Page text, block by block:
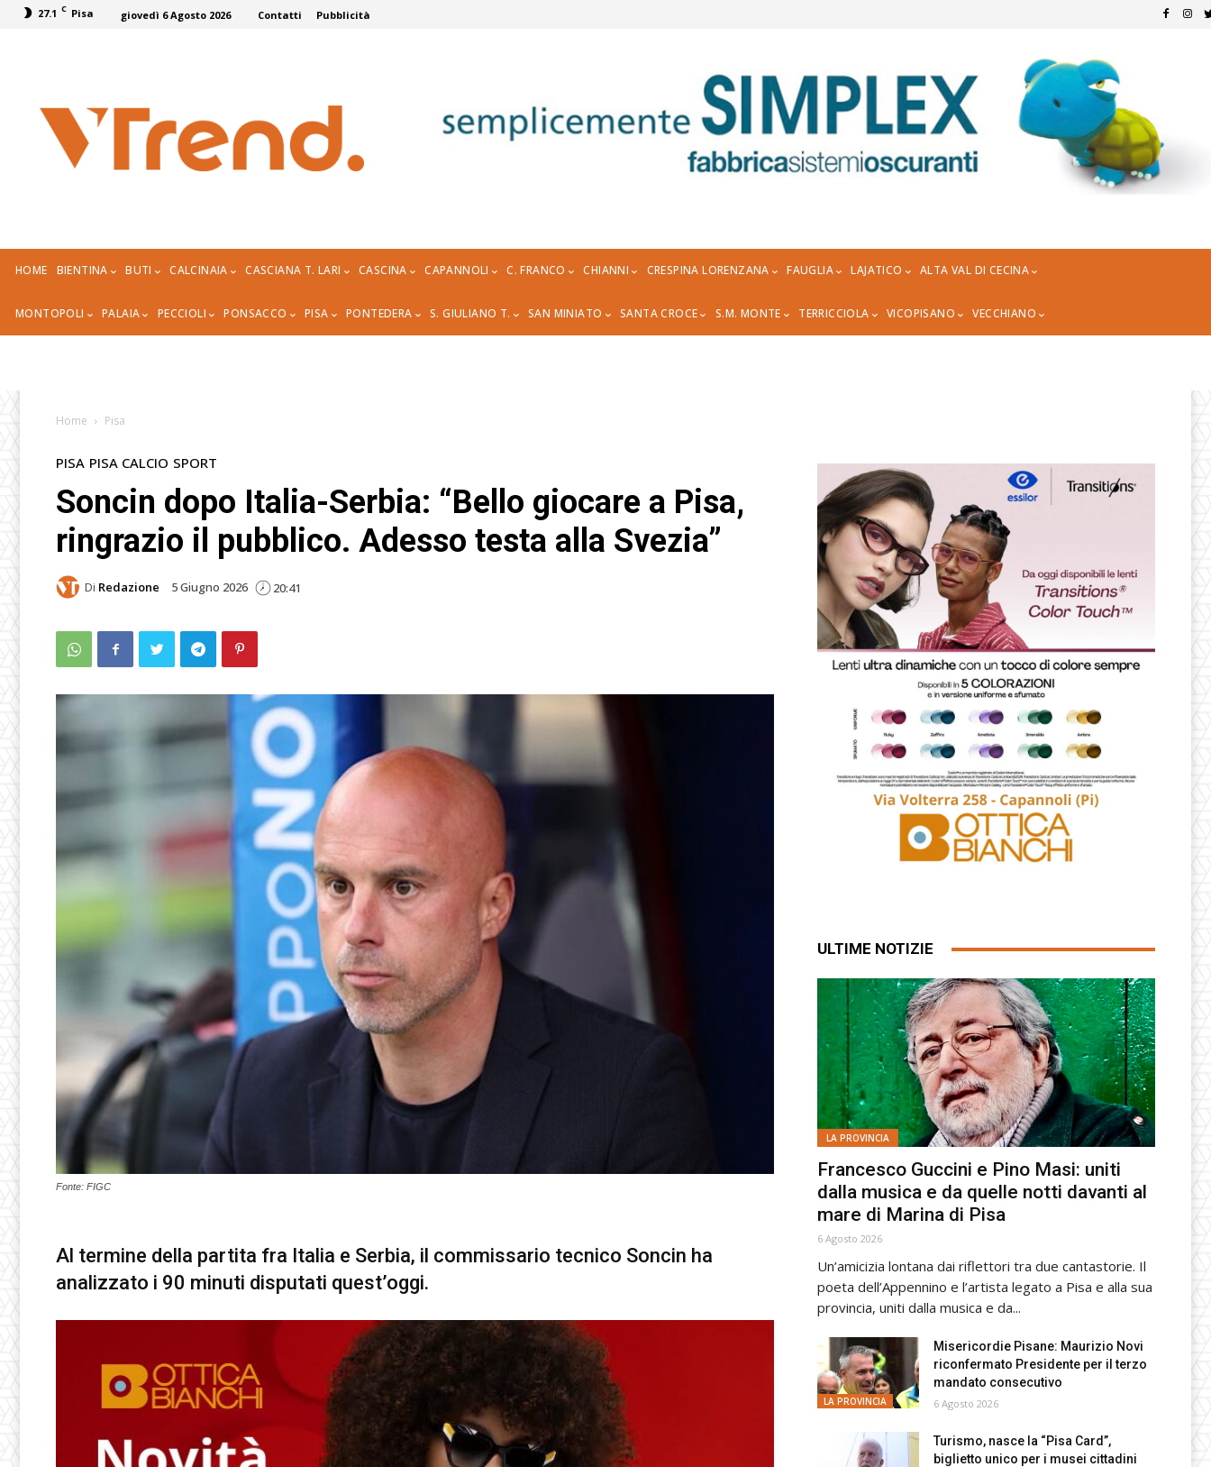
27.1 C Pisa giovedì 6 Agosto 2026 Contatti Pubblicità
HOME BIENTINA BUTI CALCINAIA CASCIANA T. LARI CASCINA CAPANNOLI C. FRANCO CHIANNI CRESPINA LORENZANA FAUGLIA LAJATICO ALTA VAL DI CECINA
MONTOPOLI PALAIA PECCIOLI PONSACCO PISA PONTEDERA S. GIULIANO T. SAN MINIATO SANTA CROCE S.M. MONTE TERRICCIOLA VICOPISANO VECCHIANO
Home Pisa
PISA PISA CALCIO SPORT
Soncin dopo Italia-Serbia: “Bello giocare a Pisa,
ringrazio il pubblico. Adesso testa alla Svezia”
Di Redazione 5 Giugno 2026 20:41
Fonte: FIGC
Al termine della partita fra Italia e Serbia, il commissario tecnico Soncin ha
analizzato i 90 minuti disputati quest’oggi.
ULTIME NOTIZIE
LA PROVINCIA
Francesco Guccini e Pino Masi: uniti
dalla musica e da quelle notti davanti al
mare di Marina di Pisa
6 Agosto 2026
Un’amicizia lontana dai riflettori tra due cantastorie. Il
poeta dell’Appennino e l’artista legato a Pisa e alla sua
provincia, uniti dalla musica e da...
LA PROVINCIA
Misericordie Pisane: Maurizio Novi
riconfermato Presidente per il terzo
mandato consecutivo
6 Agosto 2026
Turismo, nasce la “Pisa Card”,
biglietto unico per i musei cittadini